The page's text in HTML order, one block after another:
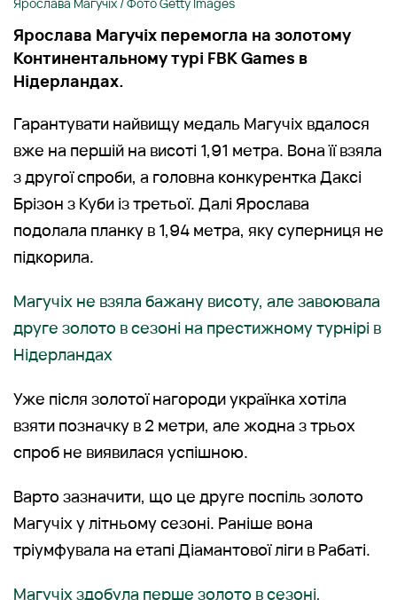
Ярослава Магучіх перемогла на золотому
Континентальному турі FBK Games в
Нідерландах.
Гарантувати найвищу медаль Магучіх вдалося
вже на першій на висоті 1,91 метра. Вона її взяла
з другої спроби, а головна конкурентка Даксі
Брізон з Куби із третьої. Далі Ярослава
подолала планку в 1,94 метра, яку суперниця не
підкорила.
Магучіх не взяла бажану висоту, але завоювала
друге золото в сезоні на престижному турнірі в
Нідерландах
Уже після золотої нагороди українка хотіла
взяти позначку в 2 метри, але жодна з трьох
спроб не виявилася успішною.
Варто зазначити, що це друге поспіль золото
Магучіх у літньому сезоні. Раніше вона
тріумфувала на етапі Діамантової ліги в Рабаті.
Магучіх здобула перше золото в сезоні,